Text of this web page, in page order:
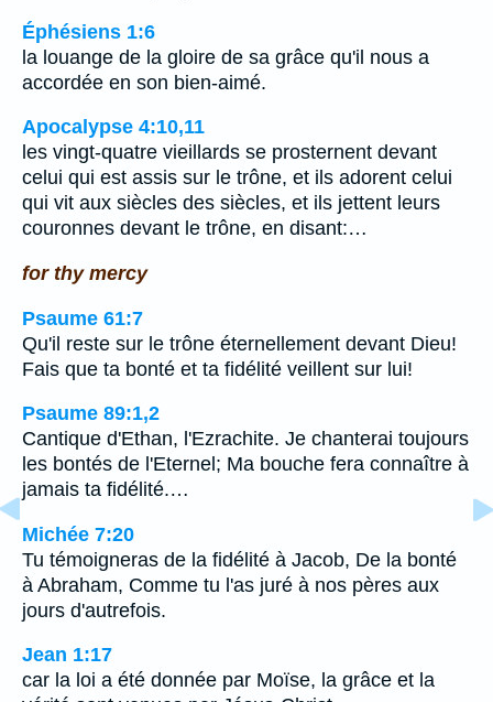
Éphésiens 1:6
la louange de la gloire de sa grâce qu'il nous a
accordée en son bien-aimé.
Apocalypse 4:10,11
les vingt-quatre vieillards se prosternent devant
celui qui est assis sur le trône, et ils adorent celui
qui vit aux siècles des siècles, et ils jettent leurs
couronnes devant le trône, en disant:…
for thy mercy
Psaume 61:7
Qu'il reste sur le trône éternellement devant Dieu!
Fais que ta bonté et ta fidélité veillent sur lui!
Psaume 89:1,2
Cantique d'Ethan, l'Ezrachite. Je chanterai toujours
les bontés de l'Eternel; Ma bouche fera connaître à
jamais ta fidélité.…
Michée 7:20
Tu témoigneras de la fidélité à Jacob, De la bonté
à Abraham, Comme tu l'as juré à nos pères aux
jours d'autrefois.
Jean 1:17
car la loi a été donnée par Moïse, la grâce et la